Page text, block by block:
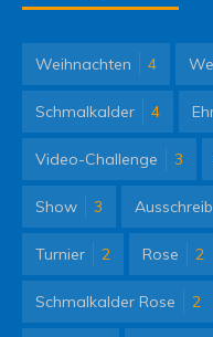
Weihnachten 4
Schmalkalder 4
Video-Challenge 3
Show 3
Turnier 2 Rose 2
Schmalkalder Rose 2